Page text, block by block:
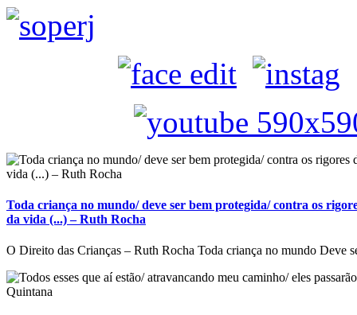
Toda criança no mundo/ deve ser bem protegida/ contra os
da vida (...) – Ruth Rocha
O Direito das Crianças – Ruth Rocha Toda criança no mundo Deve